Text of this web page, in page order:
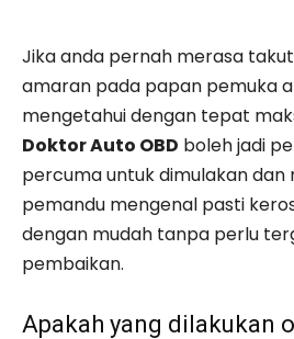
Jika anda pernah merasa
amaran pada papan pemuka
mengetahui dengan tepat
Doktor Auto OBD boleh jadi
percuma untuk dimulakan
pemandu mengenal pasti
dengan mudah tanpa perlu
pembaikan.
Apakah yang dilakukan